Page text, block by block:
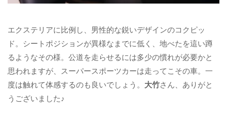
エクステリアに比例し、男性的な鋭いデザインのコクピッ
ド。シートポジションが異様なまでに低く、地べたを這い蹲
るようなその様。公道を走らせるには多少の慣れが必要かと
思われますが、スーパースポーツカーは走ってこその車。一
度は触れて体感するのも良いでしょう。 大竹さん、ありがと
うございました♪